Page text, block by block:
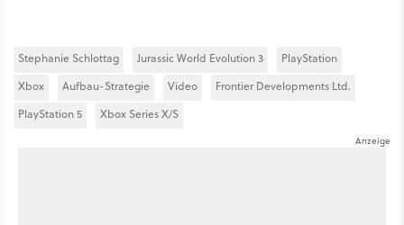
Stephanie Schlottag Jurassic World Evolution 3
PlayStation
Xbox
Aufbau-Strategie Video
Frontier Developments Ltd.
PlayStation 5
Xbox Series X/S